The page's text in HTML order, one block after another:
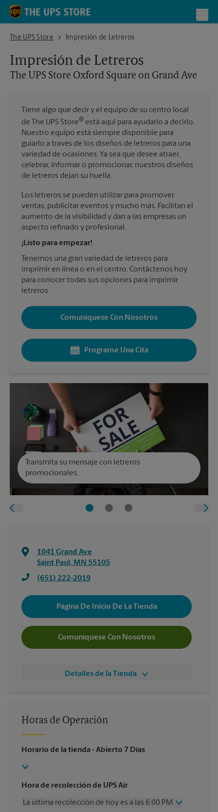
Skip to content
Return to Nav
The UPS Store
The UPS Store Oxford Square on Grand Ave
Impresión de Letreros
Impresión de Letreros
The UPS Store Oxford Square on Grand Ave
Tiene algo que decir y el equipo de su centro local
de The UPS Store® está aquí para ayudarlo a decirlo.
Nuestro equipo está siempre disponible para
guiarlo a través de los diseños de letreros para una
variedad de ocasiones. Ya sea que desee atraer,
celebrar, informar o promocionar, nuestros diseños
de letreros dejan su huella.
Los letreros se pueden utilizar para promover
ventas, publicitar eventos y mucho más. Facilitan el
aumento de la visibilidad y dan a las empresas un
aspecto refinado y profesional.
¡Listo para empezar!
Tenemos una gran variedad de letreros para
imprimir en línea o en el centro. Contáctenos hoy
para conocer todas sus opciones para imprimir
letreros.
Comuníquese Con Nosotros
Programe Una Cita
Transmita su mensaje con letreros
promocionales.
1041 Grand Ave
Saint Paul, MN 55105
(651) 222-2019
Página De Inicio De La Tienda
Comuníquese Con Nosotros
Detalles de la Tienda
Horas de Operación
Horario de la tienda - Abierto 7 Días
Hora de recolección de UPS Air
La última recolección de hoy es a las 6:00 PM